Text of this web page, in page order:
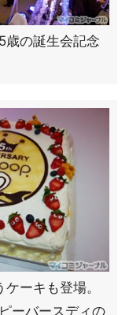
歳の誕生会記念
ーキも登場。
ーバースディの